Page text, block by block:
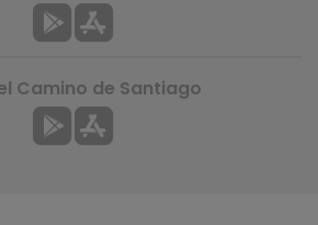
Camino de Santiago